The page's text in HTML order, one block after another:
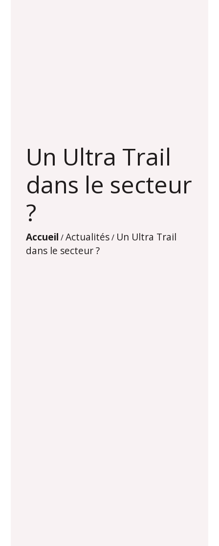
Un Ultra Trail
dans le secteur
?
Accueil /Actualités/ Un Ultra Trail
dans le secteur ?